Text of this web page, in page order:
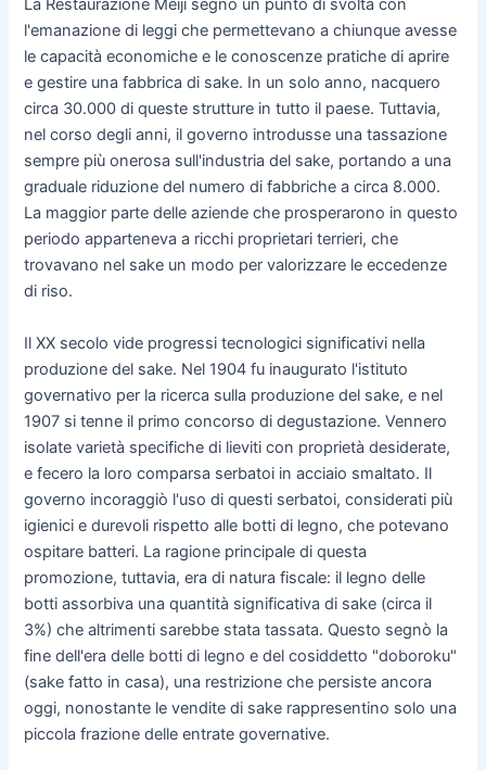
La Restaurazione Meiji segnò un punto di svolta con
l'emanazione di leggi che permettevano a chiunque avesse
le capacità economiche e le conoscenze pratiche di aprire
e gestire una fabbrica di sake. In un solo anno, nacquero
circa 30.000 di queste strutture in tutto il paese. Tuttavia,
nel corso degli anni, il governo introdusse una tassazione
sempre più onerosa sull'industria del sake, portando a una
graduale riduzione del numero di fabbriche a circa 8.000.
La maggior parte delle aziende che prosperarono in questo
periodo apparteneva a ricchi proprietari terrieri, che
trovavano nel sake un modo per valorizzare le eccedenze
di riso.
Il XX secolo vide progressi tecnologici significativi nella
produzione del sake. Nel 1904 fu inaugurato l'istituto
governativo per la ricerca sulla produzione del sake, e nel
1907 si tenne il primo concorso di degustazione. Vennero
isolate varietà specifiche di lieviti con proprietà desiderate,
e fecero la loro comparsa serbatoi in acciaio smaltato. Il
governo incoraggiò l'uso di questi serbatoi, considerati più
igienici e durevoli rispetto alle botti di legno, che potevano
ospitare batteri. La ragione principale di questa
promozione, tuttavia, era di natura fiscale: il legno delle
botti assorbiva una quantità significativa di sake (circa il
3%) che altrimenti sarebbe stata tassata. Questo segnò la
fine dell'era delle botti di legno e del cosiddetto "doboroku"
(sake fatto in casa), una restrizione che persiste ancora
oggi, nonostante le vendite di sake rappresentino solo una
piccola frazione delle entrate governative.